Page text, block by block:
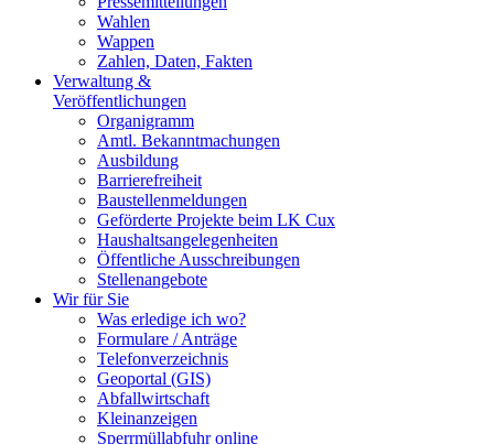
Wahlen
Wappen
Zahlen, Daten, Fakten
Verwaltung &
Veröffentlichungen
Organigramm
Amtl. Bekanntmachungen
Ausbildung
Barrierefreiheit
Baustellenmeldungen
Geförderte Projekte beim LK Cux
Haushaltsangelegenheiten
Öffentliche Ausschreibungen
Stellenangebote
Wir für Sie
Was erledige ich wo?
Formulare / Anträge
Telefonverzeichnis
Geoportal (GIS)
Abfallwirtschaft
Kleinanzeigen
Sperrmüllabfuhr online